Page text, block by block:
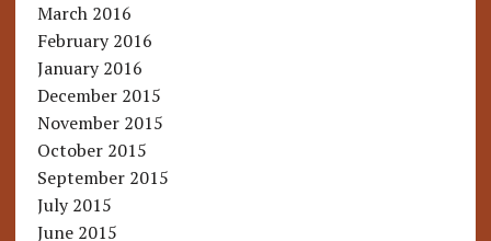
March 2016
February 2016
January 2016
December 2015
November 2015
October 2015
September 2015
July 2015
June 2015